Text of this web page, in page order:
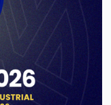
of weapons